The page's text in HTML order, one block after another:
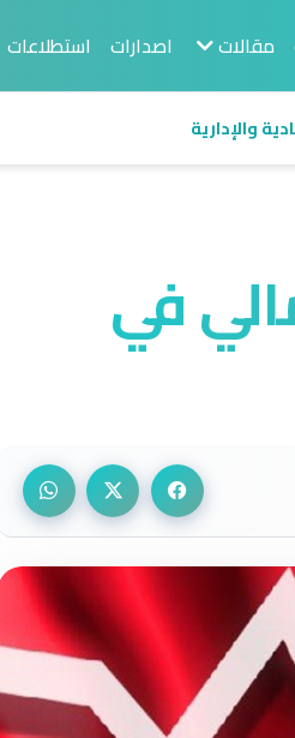
مقالات اصدارات استطلاعات
والإدارية
في